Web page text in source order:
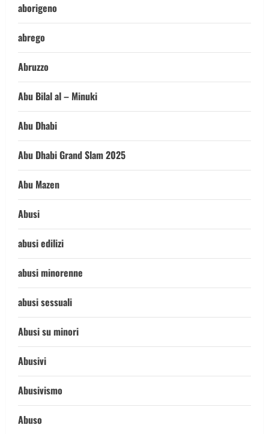
aborigeno
abrego
Abruzzo
Abu Bilal al – Minuki
Abu Dhabi
Abu Dhabi Grand Slam 2025
Abu Mazen
Abusi
abusi edilizi
abusi minorenne
abusi sessuali
Abusi su minori
Abusivi
Abusivismo
Abuso